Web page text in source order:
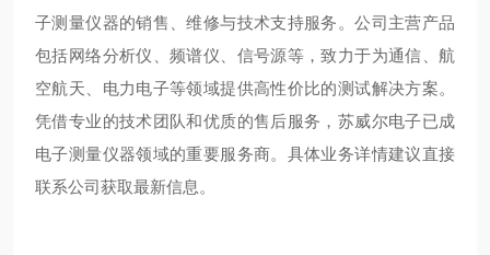
子测量仪器的销售、维修与技术支持服务。公司主营产品
包括网络分析仪、频谱仪、信号源等，致力于为通信、航
空航天、电力电子等领域提供高性价比的测试解决方案。
凭借专业的技术团队和优质的售后服务，苏威尔电子已成
电子测量仪器领域的重要服务商。具体业务详情建议直接
联系公司获取最新信息。